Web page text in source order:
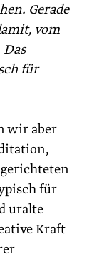
­Gerade
vom
Das
für
wir aber
für
uralte
Kraft